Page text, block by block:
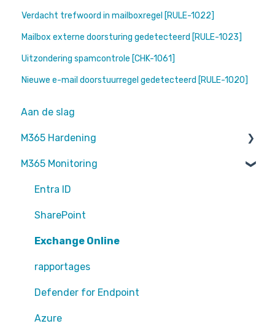
Verdacht trefwoord in mailboxregel [RULE-1022]
Mailbox externe doorsturing gedetecteerd [RULE-1023]
Uitzondering spamcontrole [CHK-1061]
Nieuwe e-mail doorstuurregel gedetecteerd [RULE-1020]
Aan de slag
M365 Hardening
Operational
Teams
Sharepoint
Exchange Online
EntraID - MFA
EntraID - Guests
EntraID - Conditional Access
M365 Monitoring
Entra ID
SharePoint
Exchange Online
rapportages
Defender for Endpoint
Azure